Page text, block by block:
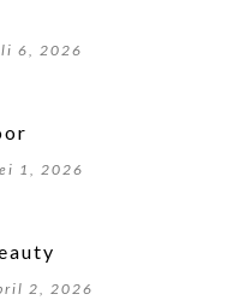
6, 2026
1, 2026
2, 2026